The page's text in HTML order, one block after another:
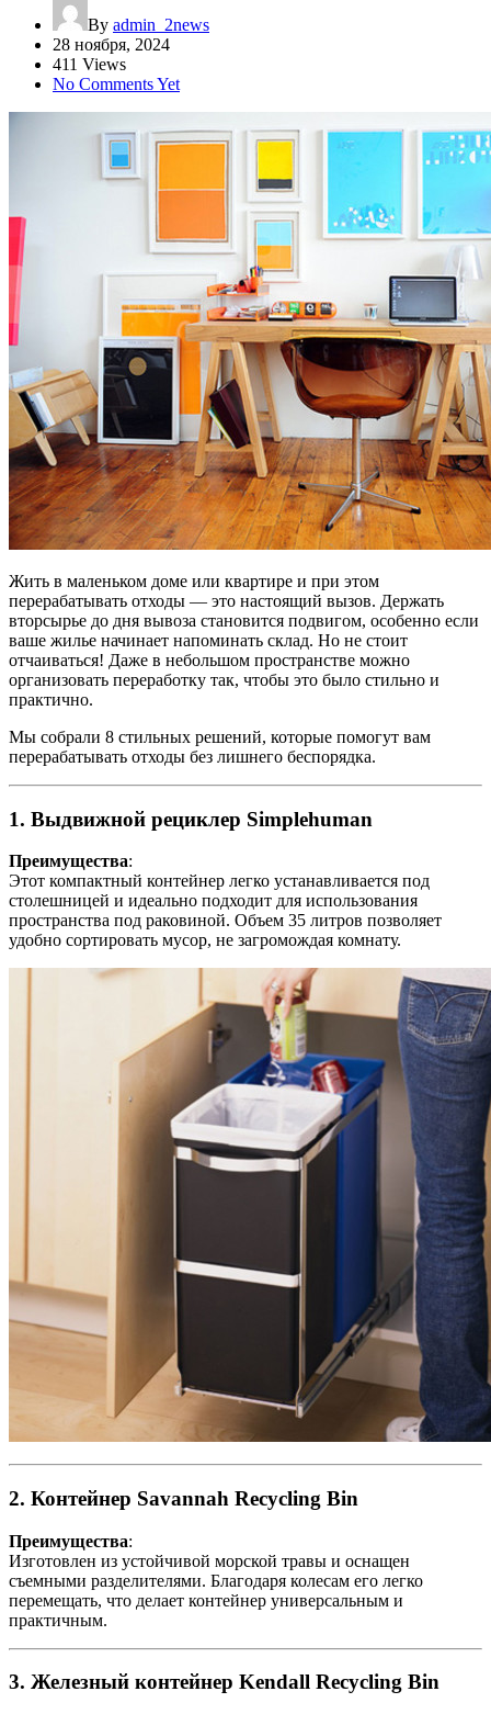
By admin_2news
28 ноября, 2024
411 Views
No Comments Yet
Жить в маленьком доме или квартире и при этом
перерабатывать отходы — это настоящий вызов. Держать
вторсырье до дня вывоза становится подвигом, особенно если
ваше жилье начинает напоминать склад. Но не стоит
отчаиваться! Даже в небольшом пространстве можно
организовать переработку так, чтобы это было стильно и
практично.
Мы собрали 8 стильных решений, которые помогут вам
перерабатывать отходы без лишнего беспорядка.
1. Выдвижной рециклер Simplehuman
Преимущества:
Этот компактный контейнер легко устанавливается под
столешницей и идеально подходит для использования
пространства под раковиной. Объем 35 литров позволяет
удобно сортировать мусор, не загромождая комнату.
2. Контейнер Savannah Recycling Bin
Преимущества:
Изготовлен из устойчивой морской травы и оснащен
съемными разделителями. Благодаря колесам его легко
перемещать, что делает контейнер универсальным и
практичным.
3. Железный контейнер Kendall Recycling Bin